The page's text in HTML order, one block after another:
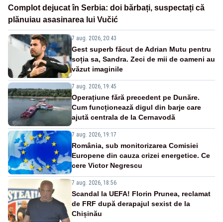
Complot dejucat în Serbia: doi bărbați, suspectați că
plănuiau asasinarea lui Vučić
7 aug. 2026, 20:43
Gest superb făcut de Adrian Mutu pentru
soția sa, Sandra. Zeci de mii de oameni au
văzut imaginile
7 aug. 2026, 19:45
Operațiune fără precedent pe Dunăre.
Cum funcționează digul din barje care
ajută centrala de la Cernavodă
7 aug. 2026, 19:17
România, sub monitorizarea Comisiei
Europene din cauza crizei energetice. Ce
cere Victor Negrescu
7 aug. 2026, 18:56
Scandal la UEFA! Florin Prunea, reclamat
de FRF după derapajul sexist de la
Chișinău